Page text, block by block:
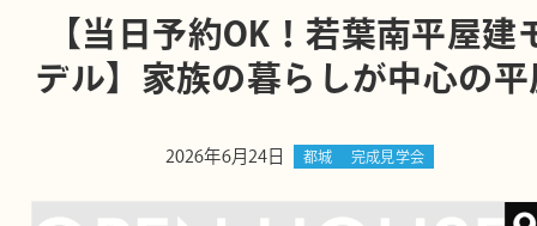
【当日予約OK！若葉南平屋建
デル】家族の暮らしが中心の平
2026年6月24日 都城 完成見学会